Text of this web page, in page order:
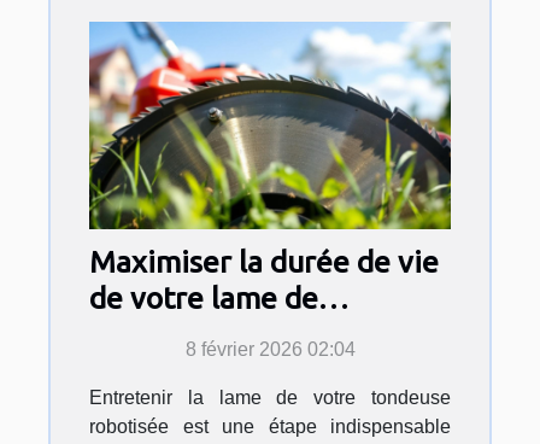
Maximiser la durée de vie
de votre lame de
tondeuse robotisée :
8 février 2026 02:04
Entretenir la lame de votre tondeuse
robotisée est une étape indispensable